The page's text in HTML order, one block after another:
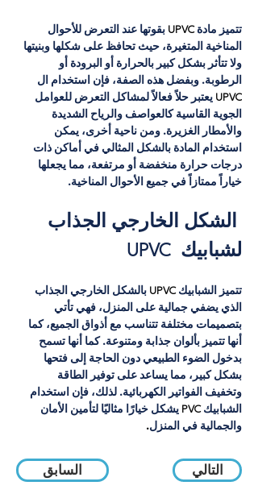
تتميز مادة UPVC
بقوتها عند التعرض للأحوال
المناخية المتغيرة، حيث تحافظ على شكلها وبنيتها
ولا تتأثر بشكل كبير بالحرارة أو البرودة أو
الرطوبة. وبفضل هذه الصفة، فإن استخدام ال
UPVC يعتبر حلاً فعالاً لمشاكل التعرض للعوامل
الجوية القاسية كالعواصف والرياح الشديدة
والأمطار الغزيرة. ومن ناحية أخرى، يمكن
استخدام المادة بالشكل المثالي في أماكن ذات
درجات حرارة منخفضة أو مرتفعة، مما يجعلها
خياراً ممتازاً في جميع الأحوال المناخية.
الشكل الخارجي الجذاب
لشبابيك UPVC
تتميز الشبابيك UPVC
بالشكل الخارجي الجذاب
الذي يضفي جمالية على المنزل، فهي تأتي
بتصميمات مختلفة تتناسب مع أذواق الجميع، كما
أنها تتميز بألوان جذابة ومتنوعة. كما أنها تسمح
بدخول الضوء الطبيعي دون الحاجة إلى فتحها
بشكل كبير، مما يساعد على توفير الطاقة
وتخفيف الفواتير الكهربائية. لذلك، فإن استخدام
الشبابيك PVC
يشكل خيارًا مثاليًا لتأمين الأمان
والجمالية في المنزل.
السابق التالي